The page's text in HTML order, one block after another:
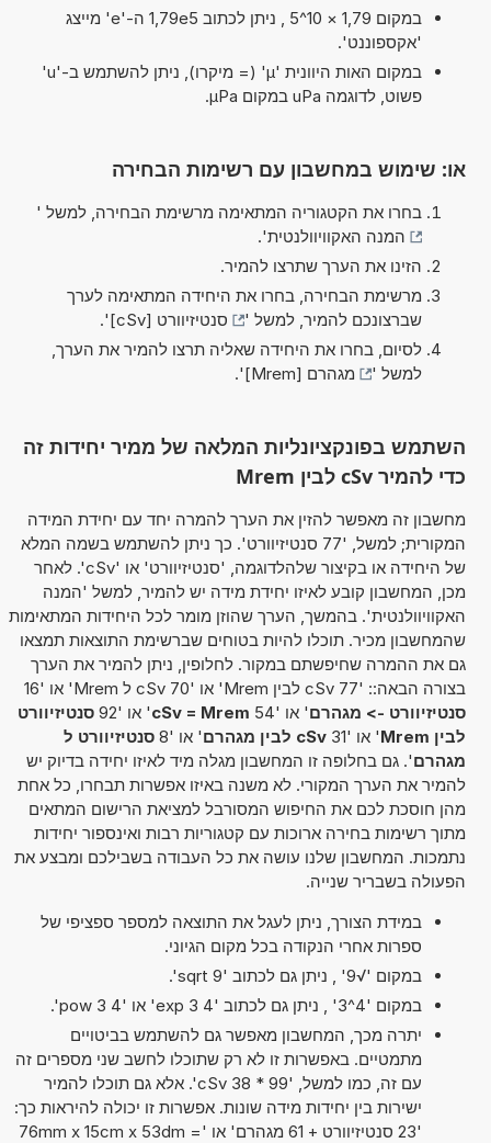
במקום 1,79 × 10^5 , ניתן לכתוב 1,79e5 ה-'e' מייצג
'אקספוננט'.
במקום האות היוונית 'µ' (= מיקרו), ניתן להשתמש ב-'u'
פשוט, לדוגמה uPa במקום µPa.
או: שימוש במחשבון עם רשימות הבחירה
בחרו את הקטגוריה המתאימה מרשימת הבחירה, למשל '
המנה האקוויוולנטית'.
הזינו את הערך שתרצו להמיר.
מרשימת הבחירה, בחרו את היחידה המתאימה לערך
שברצונכם להמיר, למשל '
סנטיזיוורט [cSv]
'.
לסיום, בחרו את היחידה שאליה תרצו להמיר את הערך,
למשל '
מגהרם [Mrem] '.
השתמש בפונקציונליות המלאה של ממיר יחידות זה
כדי להמיר cSv לבין Mrem
מחשבון זה מאפשר להזין את הערך להמרה יחד עם יחידת המידה
המקורית; למשל, '77 סנטיזיוורט'. כך ניתן להשתמש בשמה המלא
של היחידה או בקיצור שלהלדוגמה, 'סנטיזיוורט' או 'cSv'. לאחר
מכן, המחשבון קובע לאיזו יחידת מידה יש להמיר, למשל 'המנה
האקוויוולנטית'. בהמשך, הערך שהוזן מומר לכל היחידות המתאימות
שהמחשבון מכיר. תוכלו להיות בטוחים שברשימת התוצאות תמצאו
גם את ההמרה שחיפשתם במקור. לחלופין, ניתן להמיר את הערך
בצורה הבאה:: '77 cSv לבין Mrem' או '70 cSv ל Mrem' או '16
סנטיזיוורט -> מגהרם' או '54 cSv = Mrem' או '92
סנטיזיוורט
לבין Mrem
' או '31 cSv לבין מגהרם ' או '8
סנטיזיוורט ל
מגהרם'. גם בחלופה זו המחשבון מגלה מיד לאיזו יחידה בדיוק יש
להמיר את הערך המקורי. לא משנה באיזו אפשרות תבחרו, כל אחת
מהן חוסכת לכם את החיפוש המסורבל למציאת הרישום המתאים
מתוך רשימות בחירה ארוכות עם קטגוריות רבות ואינספור יחידות
נתמכות. המחשבון שלנו עושה את כל העבודה בשבילכם ומבצע את
הפעולה בשבריר שנייה.
במידת הצורך, ניתן לעגל את התוצאה למספר ספציפי של
ספרות אחרי הנקודה בכל מקום הגיוני.
במקום '√9' , ניתן גם לכתוב 'sqrt 9'.
במקום '4^3' , ניתן גם לכתוב '4 exp 3' או '4 pow 3'.
יתרה מכך, המחשבון מאפשר גם להשתמש בביטויים
מתמטיים. באפשרות זו לא רק שתוכלו לחשב שני מספרים זה
עם זה, כמו למשל, '99 * 38 cSv'. אלא גם תוכלו להמיר
ישירות בין יחידות מידה שונות. אפשרות זו יכולה להיראות כך:
'23 סנטיזיוורט + 61 מגהרם' או '76mm x 15cm x 53dm =